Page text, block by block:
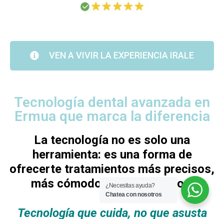
VEN A VIVIR LA EXPERIENCIA IRALE
Tecnología dental avanzada en
Ermua que marca la diferencia
La tecnología no es solo una
herramienta: es una forma de
ofrecerte tratamientos más precisos,
más cómodos y más seguros.
Tecnología que cuida, no que asusta
¿Necesitas ayuda?
Chatea con nosotros